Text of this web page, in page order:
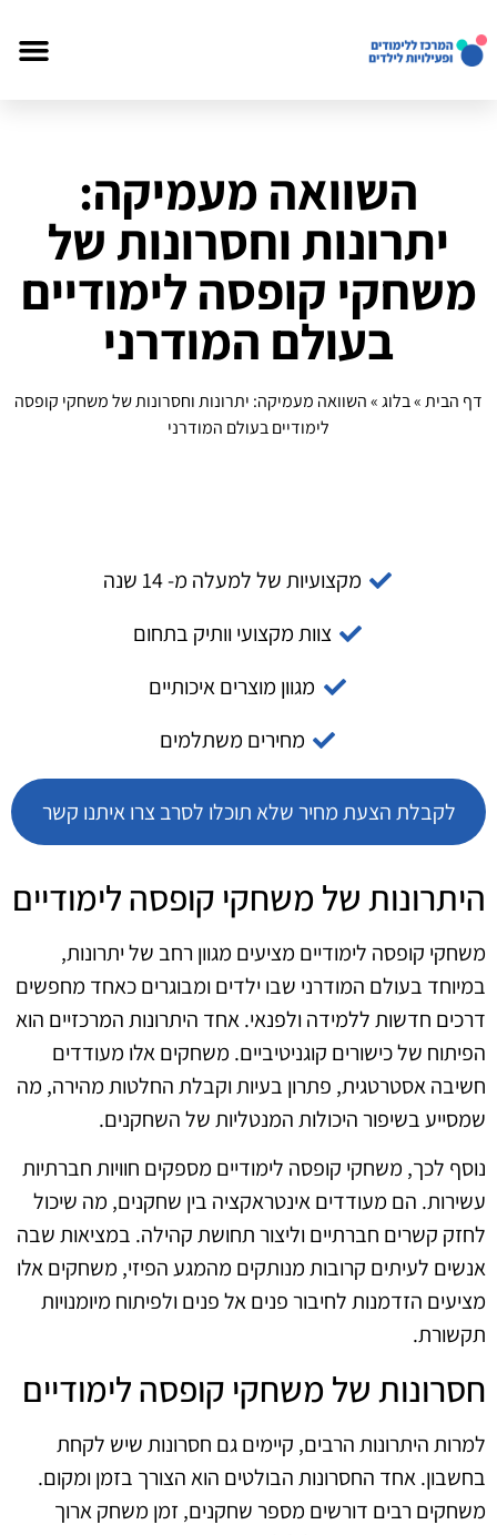
השוואה מעמיקה:
יתרונות וחסרונות של
משחקי קופסה לימודיים
בעולם המודרני
דף הבית»בלוג»השוואה מעמיקה: יתרונות וחסרונות של משחקי קופסה
לימודיים בעולם המודרני
מקצועיות של למעלה מ- 14 שנה
צוות מקצועי וותיק בתחום
מגוון מוצרים איכותיים
מחירים משתלמים
לקבלת הצעת מחיר שלא תוכלו לסרב צרו איתנו קשר
היתרונות של משחקי קופסה לימודיים
משחקי קופסה לימודיים מציעים מגוון רחב של יתרונות,
במיוחד בעולם המודרני שבו ילדים ומבוגרים כאחד מחפשים
דרכים חדשות ללמידה ולפנאי. אחד היתרונות המרכזיים הוא
הפיתוח של כישורים קוגניטיביים. משחקים אלו מעודדים
חשיבה אסטרטגית, פתרון בעיות וקבלת החלטות מהירה, מה
שמסייע בשיפור היכולות המנטליות של השחקנים.
נוסף לכך, משחקי קופסה לימודיים מספקים חוויות חברתיות
עשירות. הם מעודדים אינטראקציה בין שחקנים, מה שיכול
לחזק קשרים חברתיים וליצור תחושת קהילה. במציאות שבה
אנשים לעיתים קרובות מנותקים מהמגע הפיזי, משחקים אלו
מציעים הזדמנות לחיבור פנים אל פנים ולפיתוח מיומנויות
תקשורת.
חסרונות של משחקי קופסה לימודיים
למרות היתרונות הרבים, קיימים גם חסרונות שיש לקחת
בחשבון. אחד החסרונות הבולטים הוא הצורך בזמן ומקום.
משחקים רבים דורשים מספר שחקנים, זמן משחק ארוך